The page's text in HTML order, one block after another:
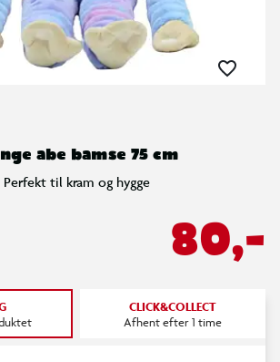
abe bamse 75 cm
Perfekt til kram og hygge
80,-
CLICK&COLLECT
Afhent efter 1 time